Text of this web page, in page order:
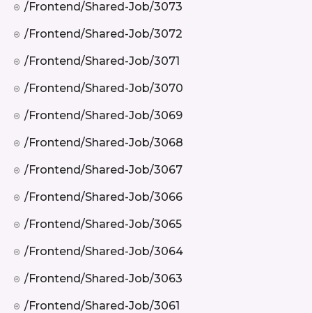
/frontend/shared-Job/3073
/frontend/shared-Job/3072
/frontend/shared-Job/3071
/frontend/shared-Job/3070
/frontend/shared-Job/3069
/frontend/shared-Job/3068
/frontend/shared-Job/3067
/frontend/shared-Job/3066
/frontend/shared-Job/3065
/frontend/shared-Job/3064
/frontend/shared-Job/3063
/frontend/shared-Job/3061